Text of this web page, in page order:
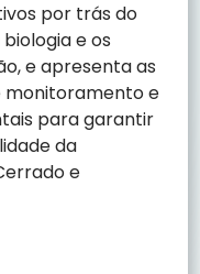
por trás do
e os
e apresenta as
monitoramento e
para garantir
da
e